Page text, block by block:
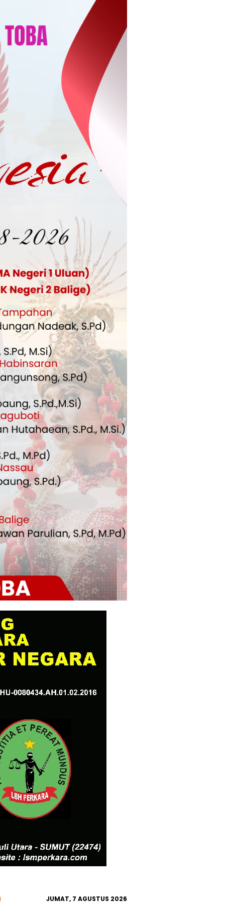
JUMAT, 7 AGUSTUS 2026